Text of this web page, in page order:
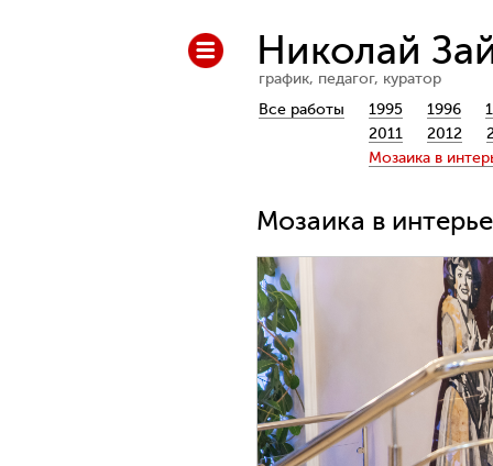
Николай
график, педагог, куратор
Все работы
1995 1996
2011
2012
Мозаика в
Мозаика в